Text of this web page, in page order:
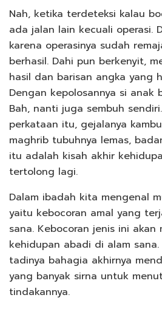
Nah, ketika terdeteksi kalau
ada jalan lain kecuali operasi.
karena operasinya sudah
berhasil. Dahi pun berkenyit,
hasil dan barisan angka yang
Dengan kepolosannya si anak
Bah, nanti juga sembuh
perkataan itu, gejalanya
maghrib tubuhnya lemas,
itu adalah kisah akhir
tertolong lagi.
Dalam ibadah kita mengenal
yaitu kebocoran amal yang
sana. Kebocoran jenis ini akan
kehidupan abadi di alam sana.
tadinya bahagia akhirnya
yang banyak sirna untuk
tindakannya.